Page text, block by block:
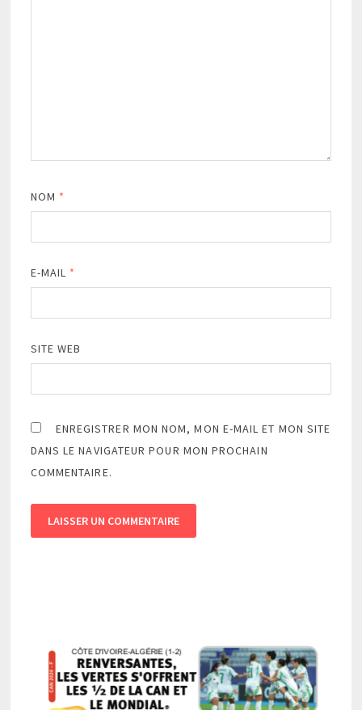
NOM *
E-MAIL *
SITE WEB
ENREGISTRER MON NOM, MON E-MAIL ET MON SITE
DANS LE NAVIGATEUR POUR MON PROCHAIN
COMMENTAIRE.